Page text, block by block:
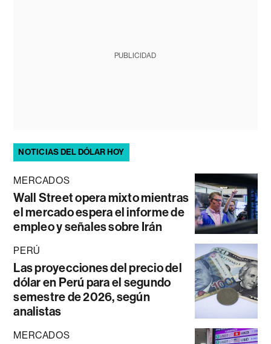
PUBLICIDAD
NOTICIAS DEL DÓLAR HOY
MERCADOS
Wall Street opera mixto mientras
el mercado espera el informe de
empleo y señales sobre Irán
PERÚ
Las proyecciones del precio del
dólar en Perú para el segundo
semestre de 2026, según
analistas
MERCADOS